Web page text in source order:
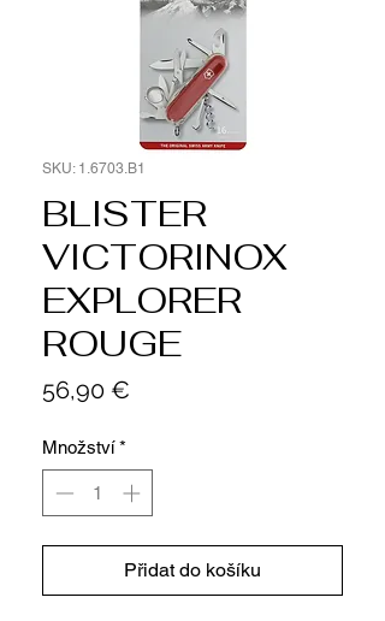
SKU: 1.6703.B1
BLISTER
VICTORINOX
EXPLORER
ROUGE
56,90 €
Množství *
Přidat do košíku